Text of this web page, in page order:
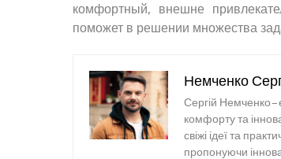
комфортный, внешне
поможет в решении множества
Немченко
Сергій Немченко –
комфорту та
свіжі ідеї та
пропонуючи